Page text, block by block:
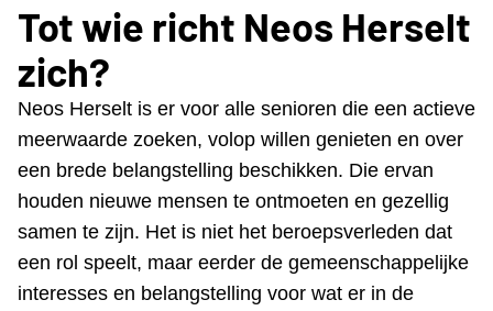
Tot wie richt Neos Herselt
zich?
Neos Herselt is er voor alle senioren die een actieve
meerwaarde zoeken, volop willen genieten en over
een brede belangstelling beschikken. Die ervan
houden nieuwe mensen te ontmoeten en gezellig
samen te zijn. Het is niet het beroepsverleden dat
een rol speelt, maar eerder de gemeenschappelijke
interesses en belangstelling voor wat er in de